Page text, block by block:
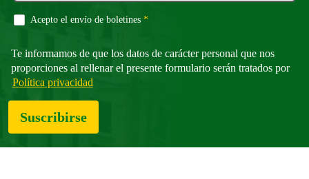
Acepto el envío de boletines *Campo obligatorio
Te informamos de que los datos de carácter personal que nos
proporciones al rellenar el presente formulario serán tratados por
Política privacidad
Suscribirse